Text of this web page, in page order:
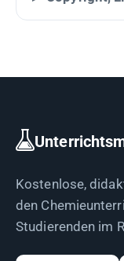
Kostenlose,
den
Studierenden im